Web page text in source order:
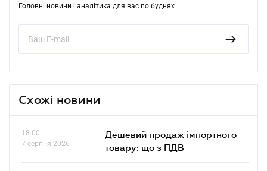
Головні новини і аналітика для вас по буднях
Схожі новини
18.00
7 серпня 2026
Дешевий продаж імпортного
товару: що з ПДВ